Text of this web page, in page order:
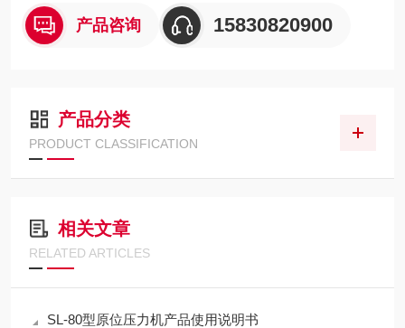
产品咨询 15830820900
产品分类
PRODUCT CLASSIFICATION
相关文章
RELATED ARTICLES
SL-80型原位压力机产品使用说明书